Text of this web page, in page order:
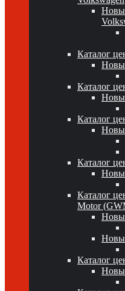
Каталог
Каталог
Каталог
Каталог
Каталог
Motor
Каталог